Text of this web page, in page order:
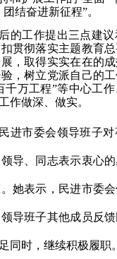
结奋进新征程”。
的工作提出三点建
贯彻落实主题教育
，取得实实在在的
，树立党派自己的
千万工程”等中心工
作做深、做实。
进市委会领导班子
导、同志表示衷心
她表示，民进市委
导班子其他成员反
同时，继续积极履职